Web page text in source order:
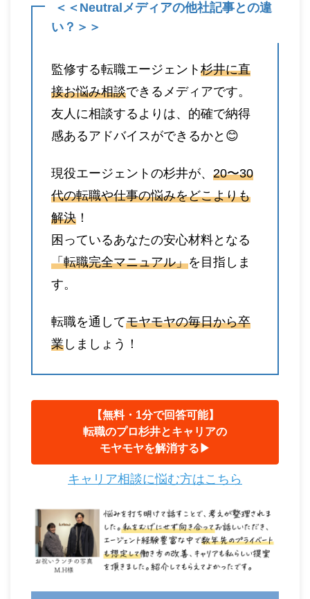
＜＜Neutralメディアの他社記事との違
い？＞＞
監修する転職エージェント 杉井に直
接お悩み相談できるメディアです。
友人に相談するよりは、的確で納得
感あるアドバイスができるかと😊
現役エージェントの杉井が、 20〜30
代の転職や仕事の悩みをどこよりも
解決 ！
困っているあなたの安心材料となる
「転職完全マニュアル」を目指しま
す。
転職を通してモヤモヤの毎日から卒
業 しましょう！
【無料・1分で回答可能】
転職のプロ杉井とキャリアの
モヤモヤを解消する▶︎
キャリア相談に悩む方はこちら